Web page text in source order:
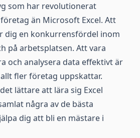
som har revolutionerat
än Microsoft Excel. Att
dig en konkurrensfördel inom
på arbetsplatsen. Att vara
och analysera data effektivt är
fler företag uppskattar.
lättare att lära sig Excel
några av de bästa
dig att bli en mästare i